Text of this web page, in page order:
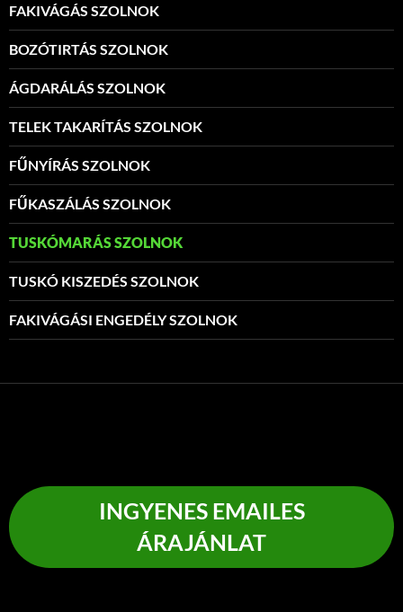
FAKIVÁGÁS SZOLNOK
BOZÓTIRTÁS SZOLNOK
ÁGDARÁLÁS SZOLNOK
TELEK TAKARÍTÁS SZOLNOK
FŰNYÍRÁS SZOLNOK
FŰKASZÁLÁS SZOLNOK
TUSKÓMARÁS SZOLNOK
TUSKÓ KISZEDÉS SZOLNOK
FAKIVÁGÁSI ENGEDÉLY SZOLNOK
INGYENES EMAILES
ÁRAJÁNLAT